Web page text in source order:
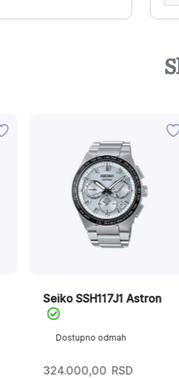
Dostupno odmah
Seiko SSH117J1 Astron
324.000,00 RSD